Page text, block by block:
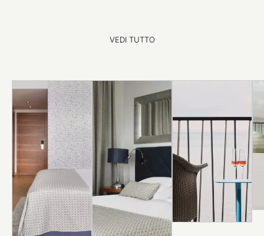
VEDI TUTTO
ESPLORA ESPLORA
ESPLORA